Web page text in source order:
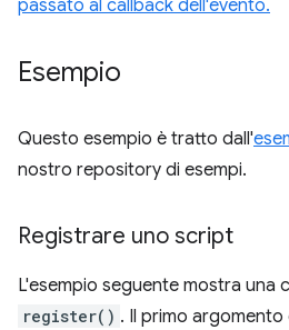
passato al callback dell'evento.
Esempio
Questo esempio è tratto dall'
nostro repository di esempi.
Registrare uno script
L'esempio seguente mostra una
register() . Il primo